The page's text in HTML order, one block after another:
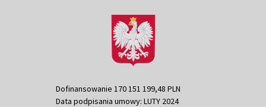
Dofinansowanie 170 151 199,48 PLN
Data podpisania umowy: LUTY 2024